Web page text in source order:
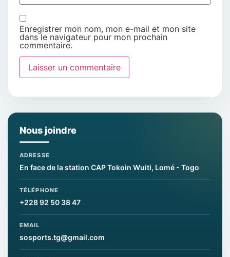
Enregistrer mon nom, mon e-mail et mon site
dans le navigateur pour mon prochain
commentaire.
Nous joindre
ADRESSE
En face de la station CAP Tokoin Wuiti, Lomé - Togo
TÉLÉPHONE
+228 92 50 38 47
EMAIL
sosports.tg@gmail.com